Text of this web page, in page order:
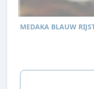
Waarom Medaka's?
karakter zijn het ideale
waardoor ze zich goed
Onderhoudsvriendelijk:
hebben geen actief filter